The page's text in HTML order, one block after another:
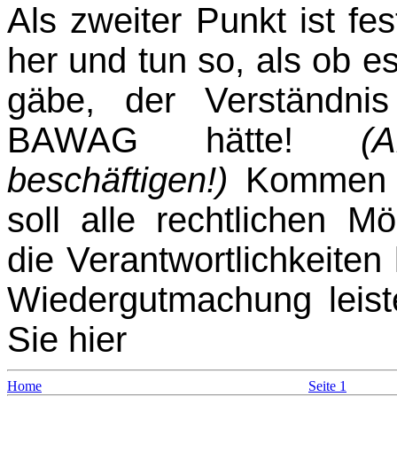
Als zweiter Punkt ist
her und tun so, als ob
gäbe, der
BAWAG hätte!
beschäftigen!)
soll alle rechtlichen
die
Wiedergutmachung
Sie hier
Home Seite 1